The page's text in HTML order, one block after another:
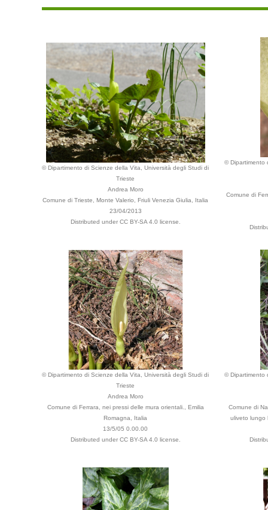
© Dipartimento di Scienze della Vita, Università degli Studi di
Trieste
Andrea Moro
Comune di Trieste, Monte Valerio, Friuli Venezia Giulia, Italia
23/04/2013
Distributed under CC BY-SA 4.0 license.
© Dipartimento
Comune di
© Dipartimento di Scienze della Vita, Università degli Studi di
Trieste
Andrea Moro
Comune di Ferrara, nei pressi delle mura orientali., Emilia
Romagna, Italia
13/5/05 0.00.00
Distributed under CC BY-SA 4.0 license.
© Dipartimento
Comune di
uliveto lungo